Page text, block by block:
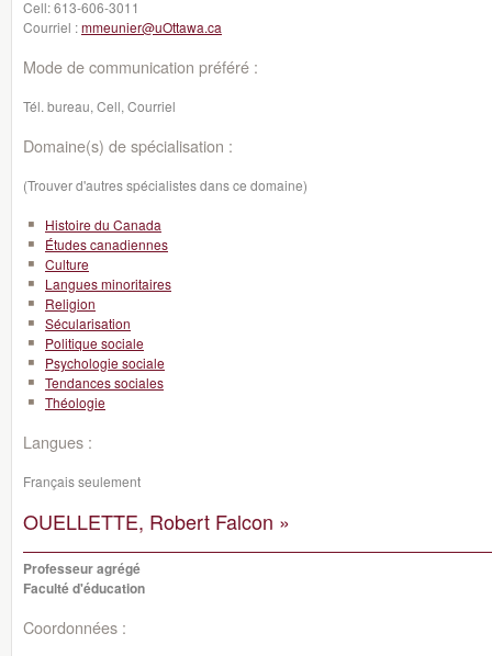
Cell:613-606-3011
Courriel :mmeunier@uOttawa.ca
Mode de communication préféré :
Tél. bureau, Cell, Courriel
Domaine(s) de spécialisation :
(Trouver d'autres spécialistes dans ce domaine)
Histoire du Canada
Études canadiennes
Culture
Langues minoritaires
Religion
Sécularisation
Politique sociale
Psychologie sociale
Tendances sociales
Théologie
Langues :
Français seulement
OUELLETTE, Robert Falcon »
Professeur agrégé
Faculté d'éducation
Coordonnées :